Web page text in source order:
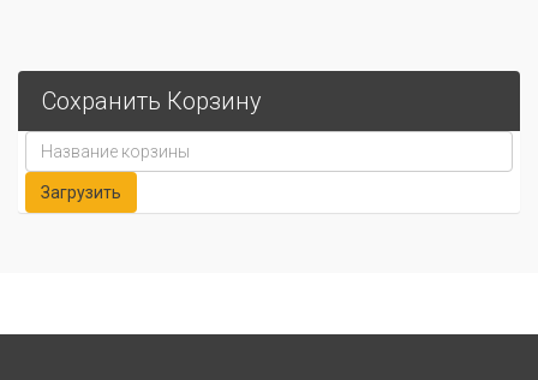
Сохранить Корзину